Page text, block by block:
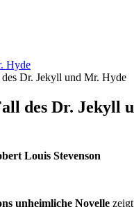
Hyde
des Dr. Jekyll und Mr. Hyde
des Dr. Jekyll
Louis Stevenson
unheimliche Novelle